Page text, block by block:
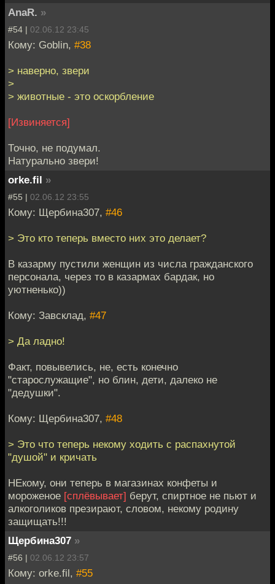
AnaR. »
#54 | 02.06.12 23:45
Кому: Goblin, #38
> наверно, звери
>
> животные - это оскорбление
[Извиняется]
Точно, не подумал.
Натурально звери!
orke.fil »
#55 | 02.06.12 23:55
Кому: Щербина307, #46
> Это кто теперь вместо них это делает?
В казарму пустили женщин из числа гражданского
персонала, через то в казармах бардак, но
уютненько))
Кому: Завсклад, #47
> Да ладно!
Факт, повывелись, не, есть конечно
"старослужащие", но блин, дети, далеко не
"дедушки".
Кому: Щербина307, #48
> Это что теперь некому ходить с распахнутой
"душой" и кричать
НЕкому, они теперь в магазинах конфеты и
мороженое [сплёвывает] берут, спиртное не пьют и
алкоголиков презирают, словом, некому родину
защищать!!!
Щербина307 »
#56 | 02.06.12 23:57
Кому: orke.fil, #55